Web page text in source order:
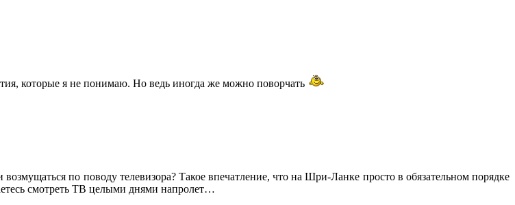
которые я не понимаю. Но ведь иногда же можно поворчать
по поводу телевизора? Такое впечатление, что на Шри-Ланке просто в обязательном порядке
смотреть ТВ целыми днями напролет…